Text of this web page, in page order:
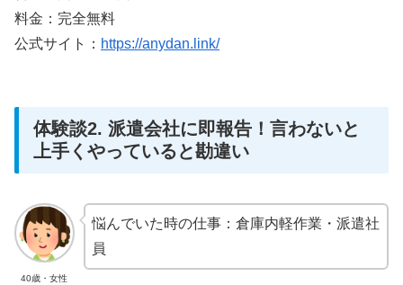
料金：完全無料
公式サイト： https://anydan.link/
体験談2. 派遣会社に即報告！言わないと
上手くやっていると勘違い
40歳・女性
悩んでいた時の仕事：倉庫内軽作業・派遣社
員